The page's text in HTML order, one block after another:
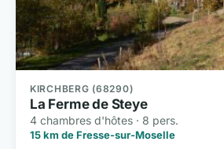
KIRCHBERG (68290)
La Ferme de Steye
4 chambres d'hôtes · 8 pers.
15 km de Fresse-sur-Moselle